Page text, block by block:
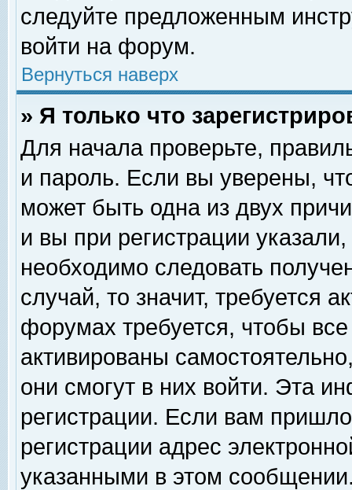
следуйте предложенным
войти на форум.
Вернуться наверх
» Я только что
Для начала проверьте,
и пароль. Если вы уверены,
может быть одна из двух
и вы при регистрации
необходимо следовать
случай, то значит, требуется
форумах требуется, чтобы
активированы
они смогут в них войти. Эта
регистрации. Если вам
регистрации адрес
указанными в этом